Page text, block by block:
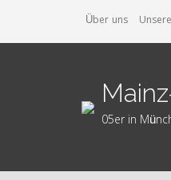
springen
Über uns
05er in